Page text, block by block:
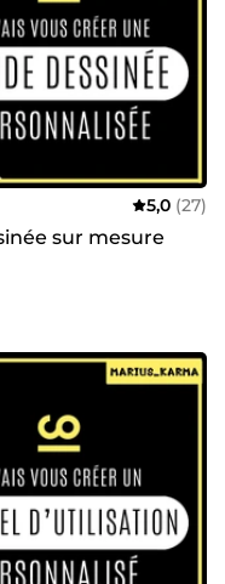
5,0 (27)
sur mesure